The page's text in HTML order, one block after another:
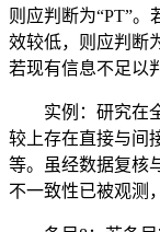
则应判断为“PT”
效较低，则应判断
若现有信息不足以
实例：研究在
较上存在直接与间
等。虽经数据复核
不一致性已被观测